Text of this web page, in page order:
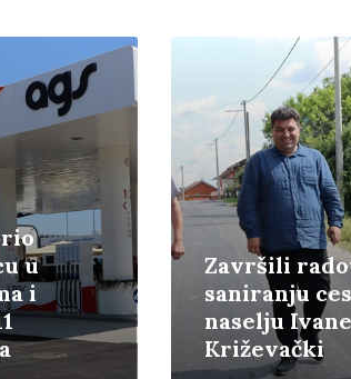
u
i
Završili
saniranju
naselju
Križevački